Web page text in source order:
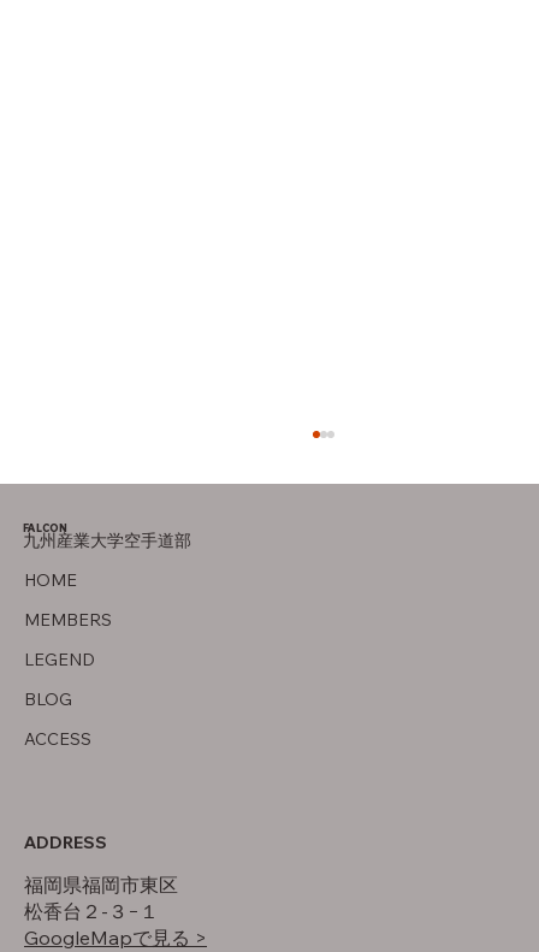
HOME
MEMBERS
LEGEND
BLOG
ACCESS
FALCON
九州産業大学空手道部
ADDRESS
福岡県福岡市東区
松香台２-３−１
GoogleMapで見る >